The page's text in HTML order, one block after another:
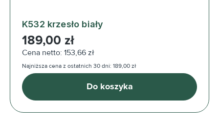
K532 krzesło biały
Cena regularna:
189,00 zł
Cena netto: 153,66 zł
Najniższa cena z ostatnich 30 dni: 189,00 zł
Do koszyka